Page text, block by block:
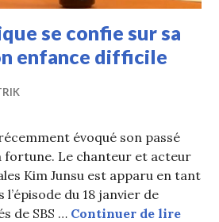
se confie sur sa
enfance difficile
évoqué son passé
fortune. Le chanteur et acteur
Kim Junsu est apparu en tant
l’épisode du 18 janvier de
de SBS … Continuer de lireUn